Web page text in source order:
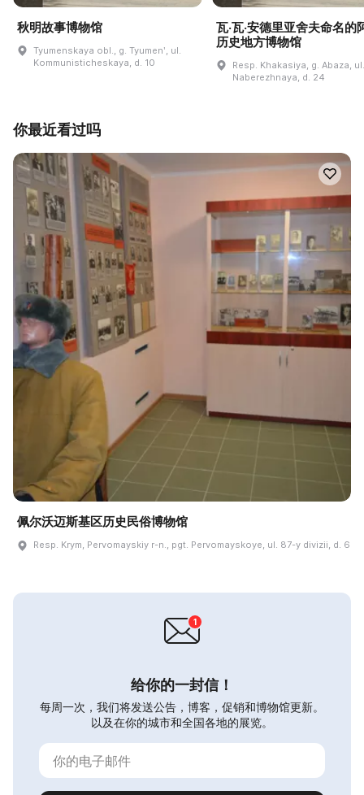
秋明故事博物馆
Tyumenskaya obl., g. Tyumenʹ, ul.
Kommunisticheskaya, d. 10
瓦·瓦·安德里亚舍夫命名的
历史地方博物馆
Resp. Khakasiya, g. Abaza, ul.
Naberezhnaya, d. 24
你最近看过吗
佩尔沃迈斯基区历史民俗博物馆
Resp. Krym, Pervomayskiy r-n., pgt. Pervomayskoye, ul. 87-y divizii, d. 6
给你的一封信！
每周一次，我们将发送公告，博客，促销和博物馆更新。
以及在你的城市和全国各地的展览。